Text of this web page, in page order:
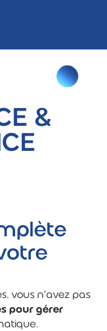
&
vous n’avez pas
pour gérer